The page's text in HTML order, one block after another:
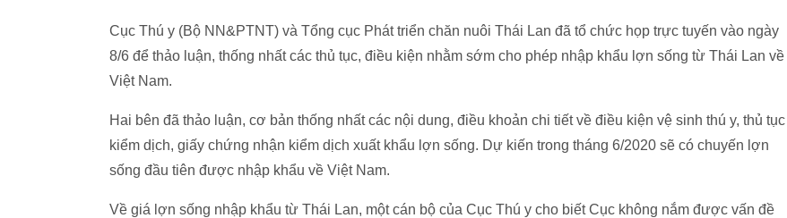
Cục Thú y (Bộ NN&PTNT) và Tổng cục Phát triển chăn nuôi Thái Lan đã tổ chức họp trực tuyến vào ngày
8/6 để thảo luận, thống nhất các thủ tục, điều kiện nhằm sớm cho phép nhập khẩu lợn sống từ Thái Lan về
Việt Nam.
Hai bên đã thảo luận, cơ bản thống nhất các nội dung, điều khoản chi tiết về điều kiện vệ sinh thú y, thủ tục
kiểm dịch, giấy chứng nhận kiểm dịch xuất khẩu lợn sống. Dự kiến trong tháng 6/2020 sẽ có chuyến lợn
sống đầu tiên được nhập khẩu về Việt Nam.
Về giá lợn sống nhập khẩu từ Thái Lan, một cán bộ của Cục Thú y cho biết Cục không nắm được vấn đề